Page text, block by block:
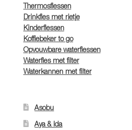
Thermosflessen
Drinkfles met rietje
Kinderflessen
Koffiebeker to go
Opvouwbare waterflessen
Waterfles met filter
Waterkannen met filter
Asobu
Aya & Ida